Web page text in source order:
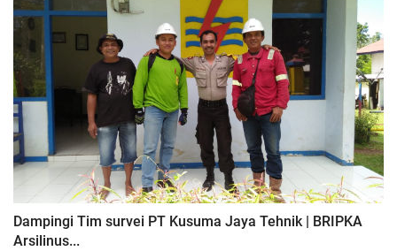
Dampingi Tim survei PT Kusuma Jaya Tehnik | BRIPKA
Arsilinus...